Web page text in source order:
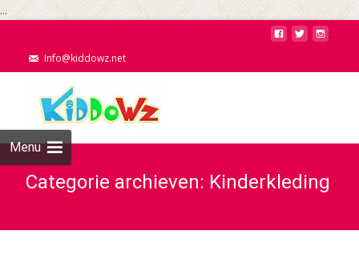
...
Info@kiddowz.net
Menu
Categorie archieven: Kinderkleding